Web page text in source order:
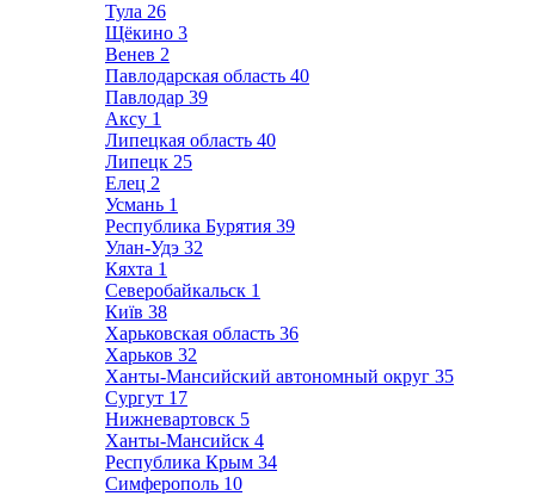
Тула 26
Щёкино 3
Венев 2
Павлодарская область 40
Павлодар 39
Аксу 1
Липецкая область 40
Липецк 25
Елец 2
Усмань 1
Республика Бурятия 39
Улан-Удэ 32
Кяхта 1
Северобайкальск 1
Київ 38
Харьковская область 36
Харьков 32
Ханты-Мансийский автономный округ 35
Сургут 17
Нижневартовск 5
Ханты-Мансийск 4
Республика Крым 34
Симферополь 10